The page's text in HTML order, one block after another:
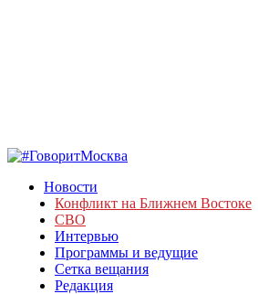
Новости
Конфликт на Ближнем Востоке
СВО
Интервью
Программы и ведущие
Сетка вещания
Редакция